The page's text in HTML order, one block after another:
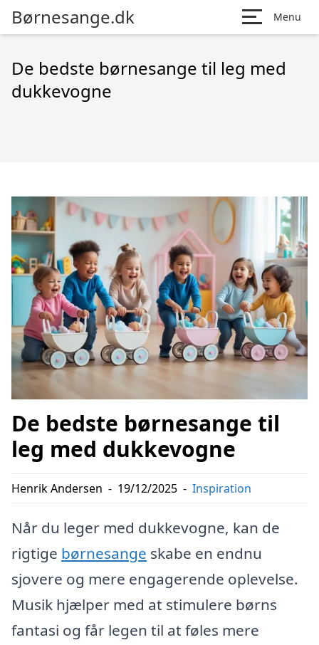
Børnesange.dk Menu
De bedste børnesange til leg med
dukkevogne
De bedste børnesange til
leg med dukkevogne
Henrik Andersen - 19/12/2025 - Inspiration
Når du leger med dukkevogne, kan de
rigtige børnesange skabe en endnu
sjovere og mere engagerende oplevelse.
Musik hjælper med at stimulere børns
fantasi og får legen til at føles mere